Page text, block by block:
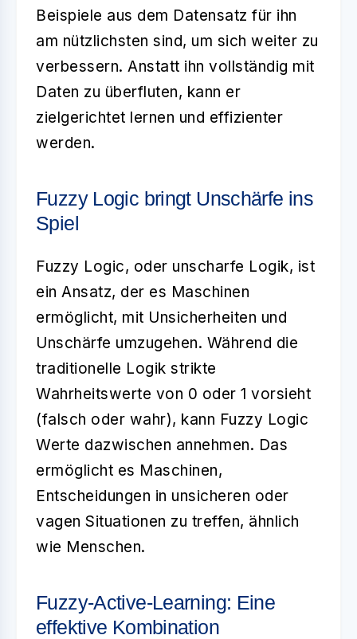
Beispiele aus dem Datensatz für ihn
am nützlichsten sind, um sich weiter zu
verbessern. Anstatt ihn vollständig mit
Daten zu überfluten, kann er
zielgerichtet lernen und effizienter
werden.
Fuzzy Logic bringt Unschärfe ins
Spiel
Fuzzy Logic, oder unscharfe Logik, ist
ein Ansatz, der es Maschinen
ermöglicht, mit Unsicherheiten und
Unschärfe umzugehen. Während die
traditionelle Logik strikte
Wahrheitswerte von 0 oder 1 vorsieht
(falsch oder wahr), kann Fuzzy Logic
Werte dazwischen annehmen. Das
ermöglicht es Maschinen,
Entscheidungen in unsicheren oder
vagen Situationen zu treffen, ähnlich
wie Menschen.
Fuzzy-Active-Learning: Eine
effektive Kombination